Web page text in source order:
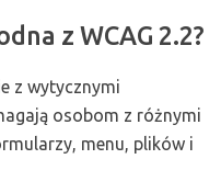
z WCAG 2.2?
z wytycznymi
osobom z różnymi
menu, plików i